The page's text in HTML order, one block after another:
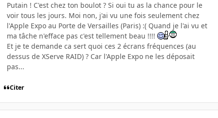
Putain ! C'est chez ton boulot ? Si oui tu as la chance pour le
voir tous les jours. Moi non, j'ai vu une fois seulement chez
l'Apple Expo au Porte de Versailles (Paris) :( Quand je l'ai vu et
ma tâche n'efface pas c'est tellement beau !!!!
Et je te demande ca sert quoi ces 2 écrans fréquences (au
dessus de XServe RAID) ? Car l'Apple Expo ne les déposait
pas...
Citer